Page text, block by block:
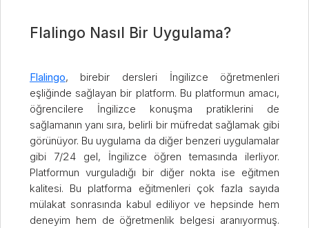
Flalingo Nasıl Bir Uygulama?
Flalingo, birebir dersleri İngilizce öğretmenleri
eşliğinde sağlayan bir platform. Bu platformun amacı,
öğrencilere İngilizce konuşma pratiklerini de
sağlamanın yanı sıra, belirli bir müfredat sağlamak gibi
görünüyor. Bu uygulama da diğer benzeri uygulamalar
gibi 7/24 gel, İngilizce öğren temasında ilerliyor.
Platformun vurguladığı bir diğer nokta ise eğitmen
kalitesi. Bu platforma eğitmenleri çok fazla sayıda
mülakat sonrasında kabul ediliyor ve hepsinde hem
deneyim hem de öğretmenlik belgesi aranıyormuş.